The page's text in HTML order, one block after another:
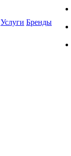
Услуги Бренды